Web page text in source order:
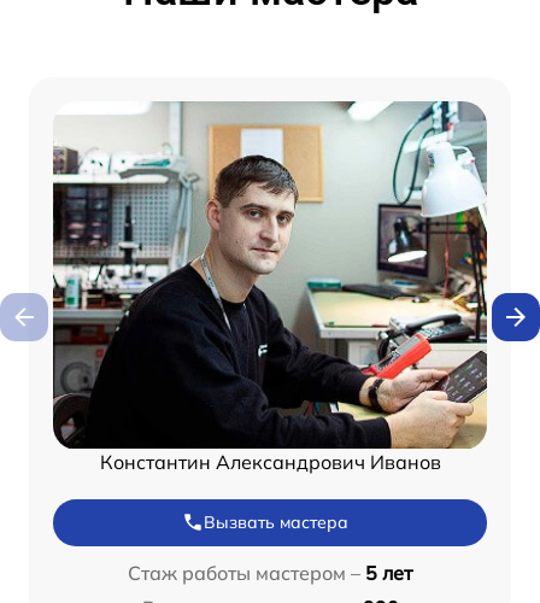
Константин Александрович Иванов
Вызвать мастера
Стаж работы мастером – 5 лет